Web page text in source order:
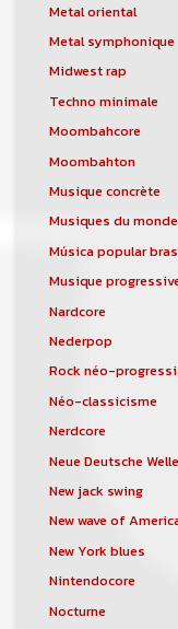
Metal oriental
Metal symphonique
Midwest rap
Techno minimale
Moombahcore
Moombahton
Musique concrète
Musiques du monde
Música popular
Musique
Nardcore
Nederpop
Rock néo-
Néo-classicisme
Nerdcore
Neue Deutsche Welle
New jack swing
New wave of
New York blues
Nintendocore
Nocturne